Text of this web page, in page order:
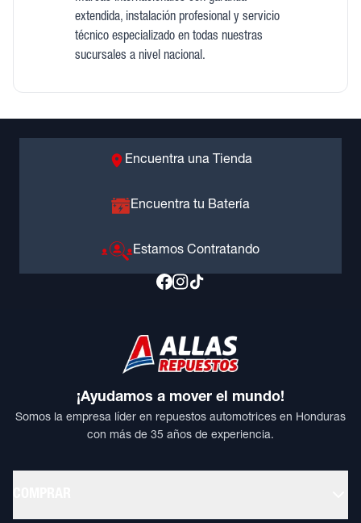
extendida, instalación profesional y servicio
técnico especializado en todas nuestras
sucursales a nivel nacional.
Encuentra una Tienda
Encuentra tu Batería
Estamos Contratando
¡Ayudamos a mover el mundo!
Somos la empresa líder en repuestos automotrices en Honduras
con más de 35 años de experiencia.